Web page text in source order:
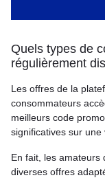
Quels types de
régulièrement
Les offres de la
consommateurs
meilleurs code
significatives sur une
En fait, les amateurs
diverses offres